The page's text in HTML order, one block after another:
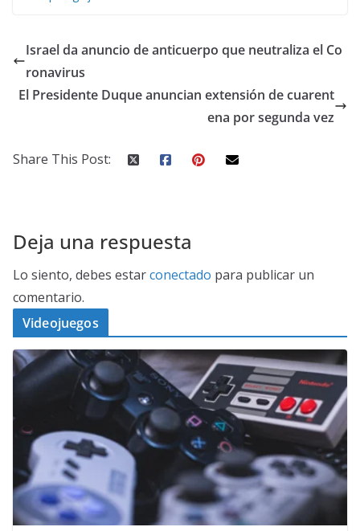
Israel da anuncio de anticuerpo que neutraliza el Co
ronavirus
El Presidente Duque anuncian extensión de cuarent
ena por segunda vez
Share This Post:
Deja una respuesta
Lo siento, debes estarconectado para publicar un
comentario.
Videojuegos